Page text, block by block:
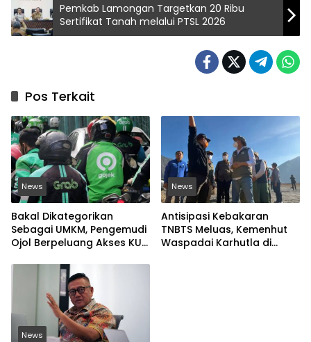
Pemkab Lamongan Targetkan 20 Ribu
Sertifikat Tanah melalui PTSL 2026
Pos Terkait
News
Bakal Dikategorikan
Sebagai UMKM, Pengemudi
Ojol Berpeluang Akses KUR
News
Antisipasi Kebakaran
TNBTS Meluas, Kemenhut
Waspadai Karhutla di
News